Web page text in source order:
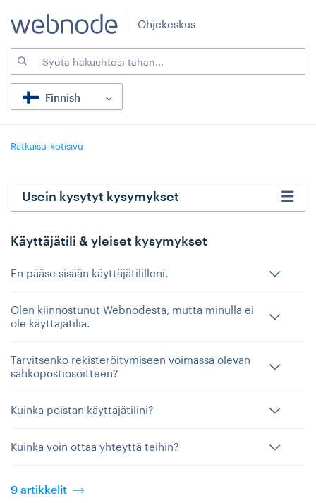
Ohjekeskus
Finnish
Ratkaisu-kotisivu
Käyttäjätili & yleiset kysymykset
En pääse sisään käyttäjätililleni.
Olen kiinnostunut Webnodesta, mutta minulla ei
ole käyttäjätiliä.
Tarvitsenko rekisteröitymiseen voimassa olevan
sähköpostiosoitteen?
Kuinka poistan käyttäjätilini?
Kuinka voin ottaa yhteyttä teihin?
9 artikkelit
Usein kysytyt kysymykset